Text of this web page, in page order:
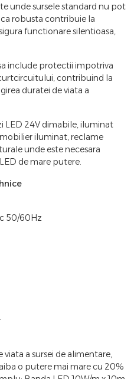
unde sursele standard nu pot
robusta contribuie la
functionare silentioasa,
include protectii impotriva
contribuind la
duratei de viata a
LED 24V dimabile, iluminat
iluminat, reclame
unde este necesara
de mare putere.
50/60Hz
a sursei de alimentare,
o putere mai mare cu 20%